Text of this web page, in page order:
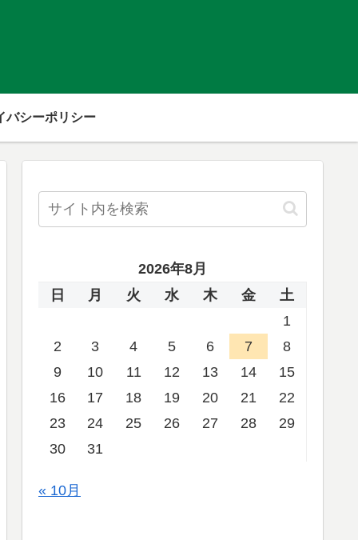
バシーポリシー
2026年8月
日
月 火 水 木 金
土
1
2
3 4 5 6 7
8
9
10 11 12 13 14
15
16
17 18 19 20 21
22
23
24 25 26 27 28
29
30
31
« 10月